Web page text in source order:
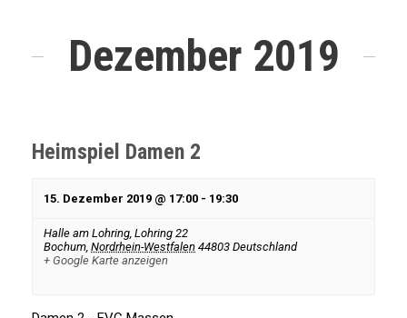
s
a
s
a
u
a
u
Dezember 2019
Heimspiel Damen 2
15. Dezember 2019 @ 17:00 - 19:30
Halle am Lohring, Lohring 22
Bochum Nordrhein-Westfalen 44803 Deutschland
+ Google Karte anzeigen